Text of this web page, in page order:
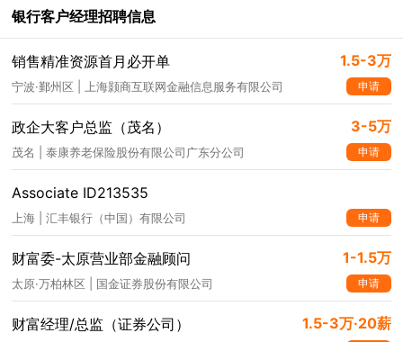
银行客户经理招聘信息
销售精准资源首月必开单 1.5-3万
宁波·鄞州区 | 上海颢商互联网金融信息服务有限公司 申请
政企大客户总监（茂名） 3-5万
茂名 | 泰康养老保险股份有限公司广东分公司 申请
Associate ID213535
上海 | 汇丰银行（中国）有限公司 申请
财富委-太原营业部金融顾问 1-1.5万
太原·万柏林区 | 国金证券股份有限公司 申请
财富经理/总监（证券公司） 1.5-3万·20薪